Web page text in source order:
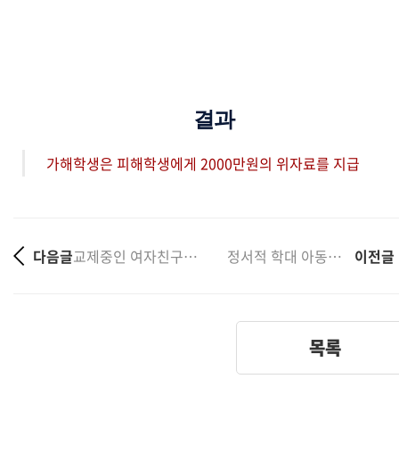
결과
가해학생은 피해학생에게 2000만원의 위자료를 지급
다음글 교제중인 여자친구를 동의없이 추행한 학교폭력 사건에서 .... 정서적 학대 아동복지법 위반 사건 불처분 사례 이전글
목록